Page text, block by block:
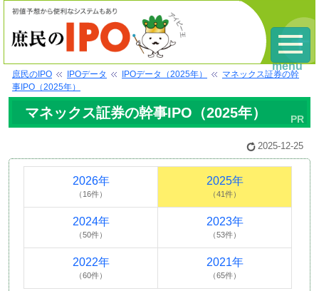
庶民のIPO IPOデータ IPOデータ（2025年）
マネックス証券の幹
事IPO（2025年）
マネックス証券の幹事IPO（2025年）
2025-12-25
2026年
（16件）
2025年
（41件）
2024年
（50件）
2023年
（53件）
2022年
（60件）
2021年
（65件）
menu